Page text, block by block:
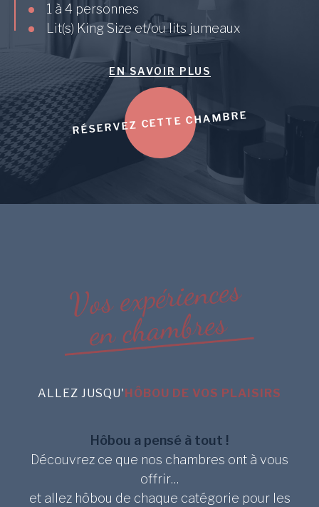
1 à 4 personnes
Lit(s) King Size et/ou lits jumeaux
EN SAVOIR PLUS
RÉSERVEZ CETTE CHAMBRE
Vosexpériences
enchambres
ALLEZ JUSQU'HÔBOU DE VOS PLAISIRS
Hôbou a pensé à tout !
Découvrez ce que nos chambres ont à vous
offrir…
et allez hôbou de chaque catégorie pour les